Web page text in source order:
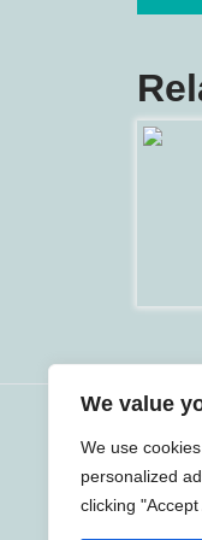
We value
We use
personalized
clicking
Për